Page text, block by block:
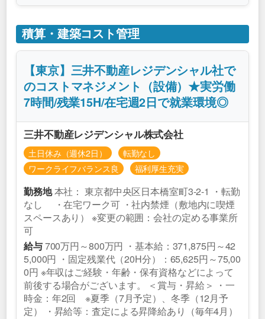
積算・建築コスト管理
【東京】三井不動産レジデンシャル社で
のコストマネジメント（設備）★実労働
7時間/残業15H/在宅週2日で就業環境◎
三井不動産レジデンシャル株式会社
土日休み（週休2日）
転勤なし
ワークライフバランス良
福利厚生充実
勤務地本社： 東京都中央区日本橋室町3-2-1 ・転勤
なし ・在宅ワーク可 ・社内禁煙（敷地内に喫煙
スペースあり） ※変更の範囲：会社の定める事業所
可
給与700万円～800万円 ・基本給：371,875円～42
5,000円 ・固定残業代（20H分）：65,625円～75,00
0円 ※年収はご経験・年齢・保有資格などによって
前後する場合がございます。 ＜賞与・昇給＞ ・一
時金：年2回 ※夏季（7月予定）、冬季（12月予
定） ・昇給等：査定による昇降給あり（毎年4月）